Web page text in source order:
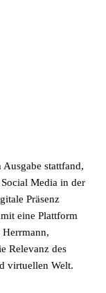
stattfand,
Media in der
Präsenz
eine Plattform
Herrmann,
Relevanz des
virtuellen Welt.